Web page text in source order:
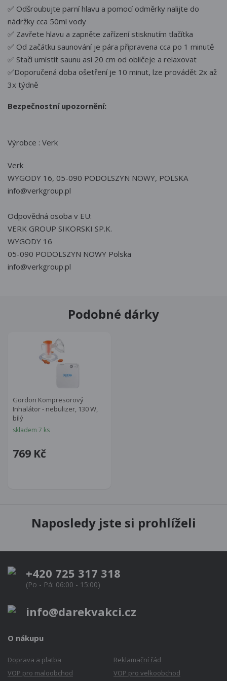
✅ Odšroubujte parní hlavu a pomocí odměrky nalijte do
nádržky cca 50ml vody
✅ Zavřete hlavu a zapněte zařízení stisknutím tlačítka
✅ Od začátku saunování je pára připravena cca po 1 minutě
✅ Stačí umístit saunu asi 20 cm od obličeje a relaxovat
✅Doporučená doba ošetření je 10 minut, lze provádět 2x až
3x týdně
Bezpečnostní upozornění:
Výrobce : Verk
Verk
WYGODY 16, 05-090 PODOLSZYN NOWY, POLSKA
info@verkgroup.pl
Odpovědná osoba v EU:
VERK GROUP SIKORSKI SP.K.
WYGODY 16
05-090 PODOLSZYN NOWY Polska
info@verkgroup.pl
Podobné dárky
Gordon Kompresorový
Inhalátor - nebulizer, 130 W,
bílý
skladem 7 ks
769 Kč
Naposledy jste si prohlíželi
+420 725 317 318
(Po - Pá: 06:00 - 15:00)
info@darekvakci.cz
O nákupu
Doprava a platba
Reklamační řád
VOP pro maloobchod
VOP pro velkoobchod